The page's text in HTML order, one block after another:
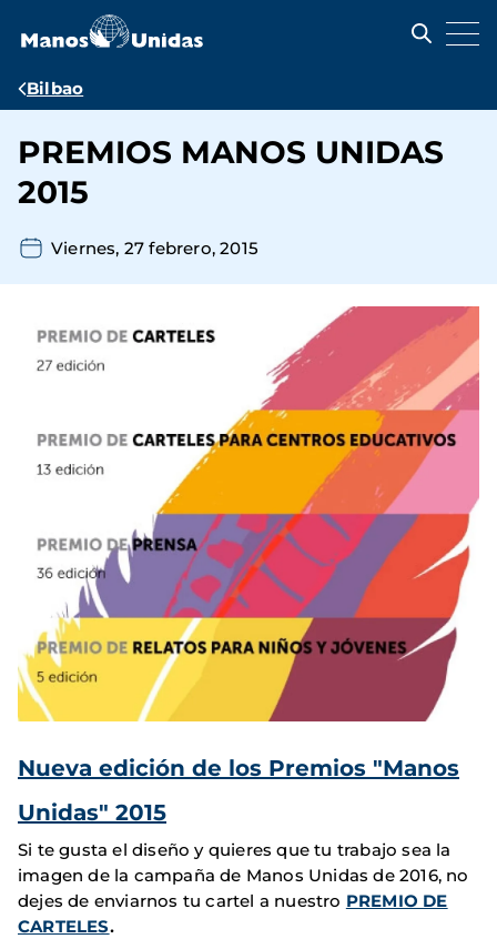
contenido
Ruta
navegación
Bilbao
PREMIOS MANOS UNIDAS
2015
Viernes, 27 febrero, 2015
Nueva edición de los Premios "Manos
Unidas" 2015
Si te gusta el diseño y quieres que tu trabajo sea la
imagen de la campaña de Manos Unidas de 2016, no
dejes de enviarnos tu cartel a nuestro PREMIO DE
CARTELES.